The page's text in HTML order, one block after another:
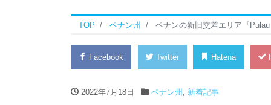
TOP ペナン州 ペナンの新旧交差エリア『
Facebook Twitter Hatena
2022年7月18日 ペナン州 新着記事